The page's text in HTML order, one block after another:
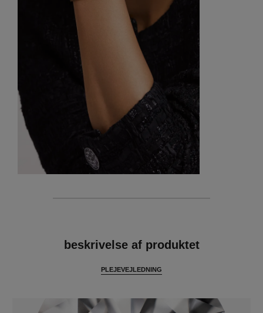
beskrivelse af produktet
PLEJEVEJLEDNING